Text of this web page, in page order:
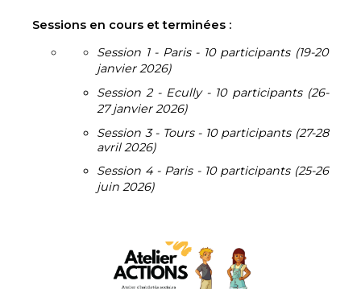
Sessions en cours et terminées :
Session 1 - Paris - 10 participants (19-20
janvier 2026)
Session 2 - Ecully - 10 participants (26-
27 janvier 2026)
Session 3 - Tours - 10 participants (27-28
avril 2026)
Session 4 - Paris - 10 participants (25-26
juin 2026)